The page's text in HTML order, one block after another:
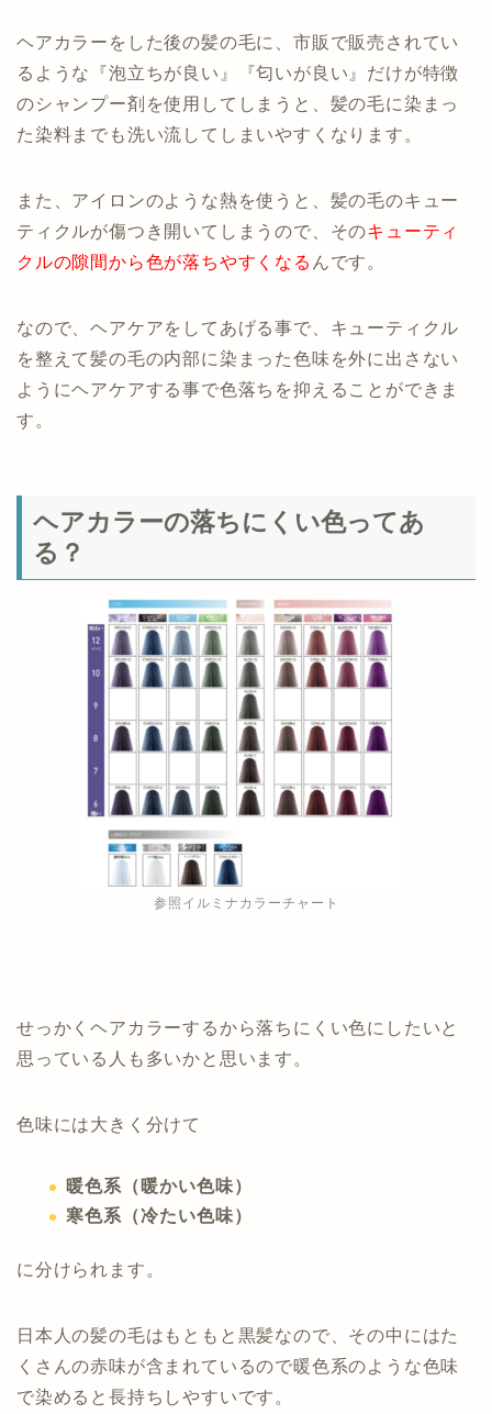
ヘアカラーをした後の髪の毛に、市販で販売されてい
るような『泡立ちが良い』『匂いが良い』だけが特徴
のシャンプー剤を使用してしまうと、髪の毛に染まっ
た染料までも洗い流してしまいやすくなります。
また、アイロンのような熱を使うと、髪の毛のキュー
ティクルが傷つき開いてしまうので、そのキューティ
クルの隙間から色が落ちやすくなる んです。
なので、ヘアケアをしてあげる事で、キューティクル
を整えて髪の毛の内部に染まった色味を外に出さない
ようにヘアケアする事で色落ちを抑えることができま
す。
ヘアカラーの落ちにくい色ってあ
る？
参照イルミナカラーチャート
せっかくヘアカラーするから落ちにくい色にしたいと
思っている人も多いかと思います。
色味には大きく分けて
暖色系（暖かい色味）
寒色系（冷たい色味）
に分けられます。
日本人の髪の毛はもともと黒髪なので、その中にはた
くさんの赤味が含まれているので暖色系のような色味
で染めると長持ちしやすいです。